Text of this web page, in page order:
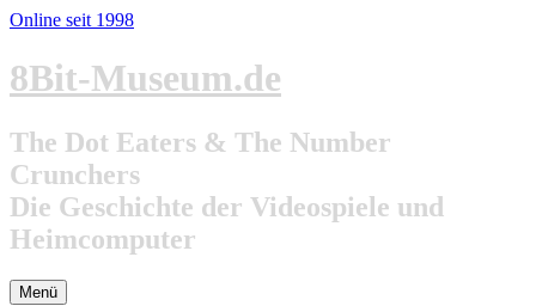
Online seit 1998
Zum
Inhalt
8Bit-Museum.de
The Dot Eaters & The Number
Crunchers
Die Geschichte der Videospiele und
Heimcomputer
Menü